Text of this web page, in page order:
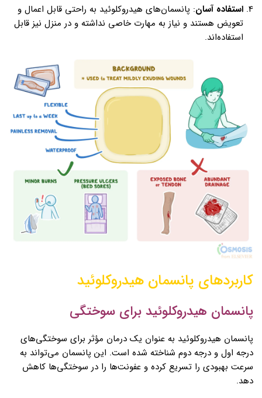
استفاده آسان: پانسمان‌های هیدروکلوئید به راحتی قابل اعمال و
تعویض هستند و نیاز به مهارت خاصی نداشته و در منزل نیز قابل
استفاده‌اند.
کاربردهای پانسمان هیدروکلوئید
پانسمان هیدروکلوئید برای سوختگی
پانسمان هیدروکلوئید به عنوان یک درمان مؤثر برای سوختگی‌های
درجه اول و درجه دوم شناخته شده است. این پانسمان می‌تواند به
سرعت بهبودی را تسریع کرده و عفونت‌ها را در سوختگی‌ها کاهش
دهد.